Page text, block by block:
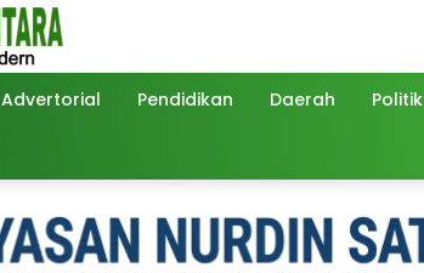
Advertorial Pendidikan Daerah Politik